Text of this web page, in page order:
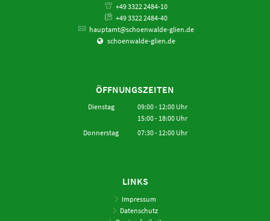
+49 3322 2484-10
+49 3322 2484-40
hauptamt@schoenwalde-glien.de
schoenwalde-glien.de
ÖFFNUNGSZEITEN
Dienstag 09:00- 12:00Uhr
Von 09:00 bis 12:00 Uhr
15:00- 18:00Uhr
Von 15:00 bis 18:00 Uhr
Donnerstag 07:30- 12:00Uhr
LINKS
Impressum
Datenschutz